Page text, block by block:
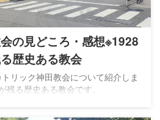
の見どころ・感想※1928
歴史ある教会
リック神田教会について紹介しま
る歴史ある教会です。